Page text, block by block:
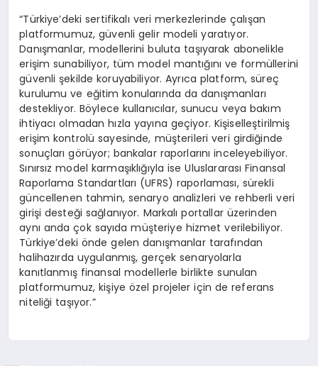
“Türkiye’deki sertifikalı veri merkezlerinde çalışan
platformumuz, güvenli gelir modeli yaratıyor.
Danışmanlar, modellerini buluta taşıyarak abonelikle
erişim sunabiliyor, tüm model mantığını ve formüllerini
güvenli şekilde koruyabiliyor. Ayrıca platform, süreç
kurulumu ve eğitim konularında da danışmanları
destekliyor. Böylece kullanıcılar, sunucu veya bakım
ihtiyacı olmadan hızla yayına geçiyor. Kişiselleştirilmiş
erişim kontrolü sayesinde, müşterileri veri girdiğinde
sonuçları görüyor; bankalar raporlarını inceleyebiliyor.
Sınırsız model karmaşıklığıyla ise Uluslararası Finansal
Raporlama Standartları (UFRS) raporlaması, sürekli
güncellenen tahmin, senaryo analizleri ve rehberli veri
girişi desteği sağlanıyor. Markalı portallar üzerinden
aynı anda çok sayıda müşteriye hizmet verilebiliyor.
Türkiye’deki önde gelen danışmanlar tarafından
halihazırda uygulanmış, gerçek senaryolarla
kanıtlanmış finansal modellerle birlikte sunulan
platformumuz, kişiye özel projeler için de referans
niteliği taşıyor.”